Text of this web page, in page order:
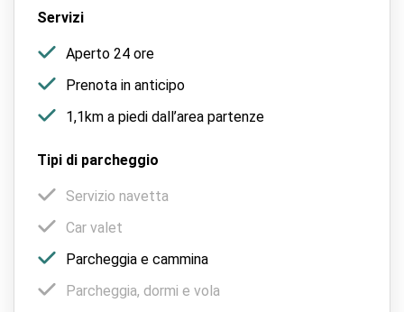
Servizi
Aperto 24 ore
Prenota in anticipo
1,1km a piedi dall’area partenze
Tipi di parcheggio
Servizio navetta
Car valet
Parcheggia e cammina
Parcheggia, dormi e vola